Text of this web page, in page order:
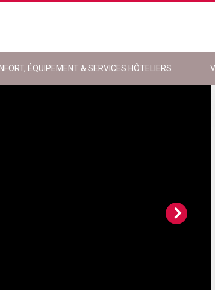
ÉQUIPEMENT & SERVICES HÔTELIERS